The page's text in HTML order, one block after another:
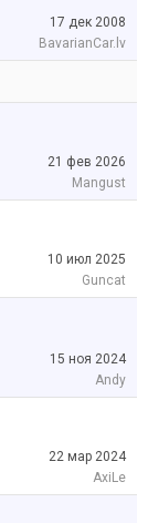
17 дек 2008
BavarianCar.lv
21 фев 2026
Mangust
10 июл 2025
Guncat
15 ноя 2024
Andy
22 мар 2024
AxiLe